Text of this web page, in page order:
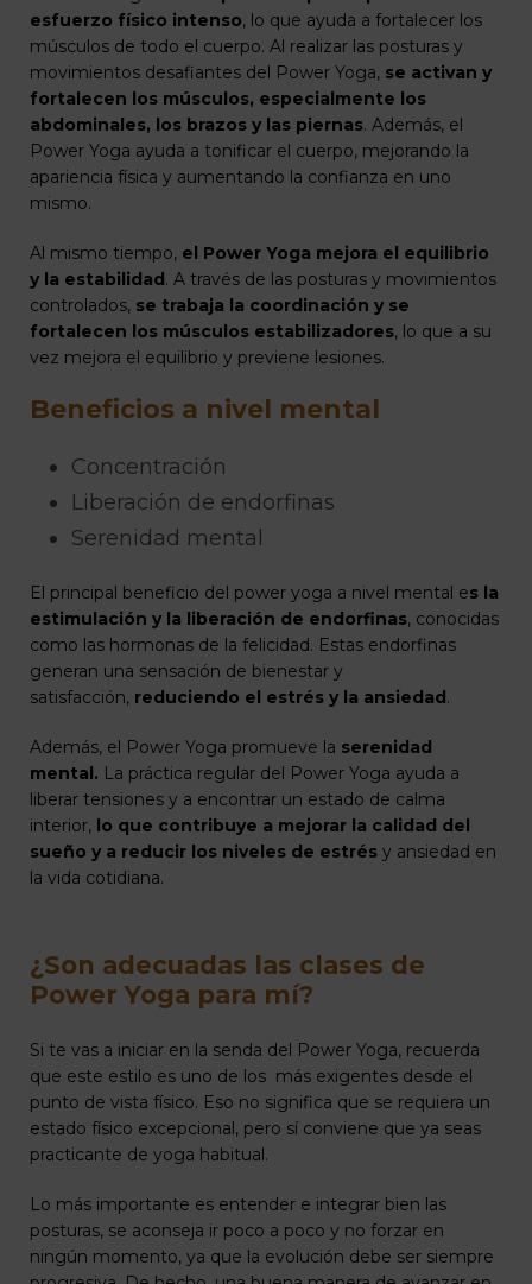
esfuerzo físico intenso, lo que ayuda a fortalecer los
músculos de todo el cuerpo. Al realizar las posturas y
movimientos desafiantes del Power Yoga, se activan y
fortalecen los músculos, especialmente los
abdominales, los brazos y las piernas. Además, el
Power Yoga ayuda a tonificar el cuerpo, mejorando la
apariencia física y aumentando la confianza en uno
mismo.
Al mismo tiempo, el Power Yoga mejora el equilibrio
y la estabilidad. A través de las posturas y movimientos
controlados, se trabaja la coordinación y se
fortalecen los músculos estabilizadores, lo que a su
vez mejora el equilibrio y previene lesiones.
Beneficios a nivel mental
Concentración
Liberación de endorfinas
Serenidad mental
El principal beneficio del power yoga a nivel mental es la
estimulación y la liberación de endorfinas, conocidas
como las hormonas de la felicidad. Estas endorfinas
generan una sensación de bienestar y
satisfacción, reduciendo el estrés y la ansiedad.
Además, el Power Yoga promueve la serenidad
mental. La práctica regular del Power Yoga ayuda a
liberar tensiones y a encontrar un estado de calma
interior, lo que contribuye a mejorar la calidad del
sueño y a reducir los niveles de estrés y ansiedad en
la vida cotidiana.
¿Son adecuadas las clases de
Power Yoga para mí?
Si te vas a iniciar en la senda del Power Yoga, recuerda
que este estilo es uno de los más exigentes desde el
punto de vista físico. Eso no significa que se requiera un
estado físico excepcional, pero sí conviene que ya seas
practicante de yoga habitual.
Lo más importante es entender e integrar bien las
posturas, se aconseja ir poco a poco y no forzar en
ningún momento, ya que la evolución debe ser siempre